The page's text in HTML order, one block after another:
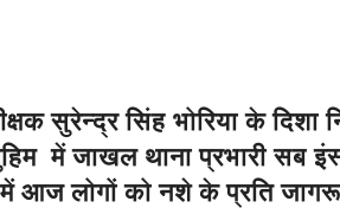
सुरेन्द्र सिंह भोरिया के दिशा
में जाखल थाना प्रभारी सब
आज लोगों को नशे के प्रति